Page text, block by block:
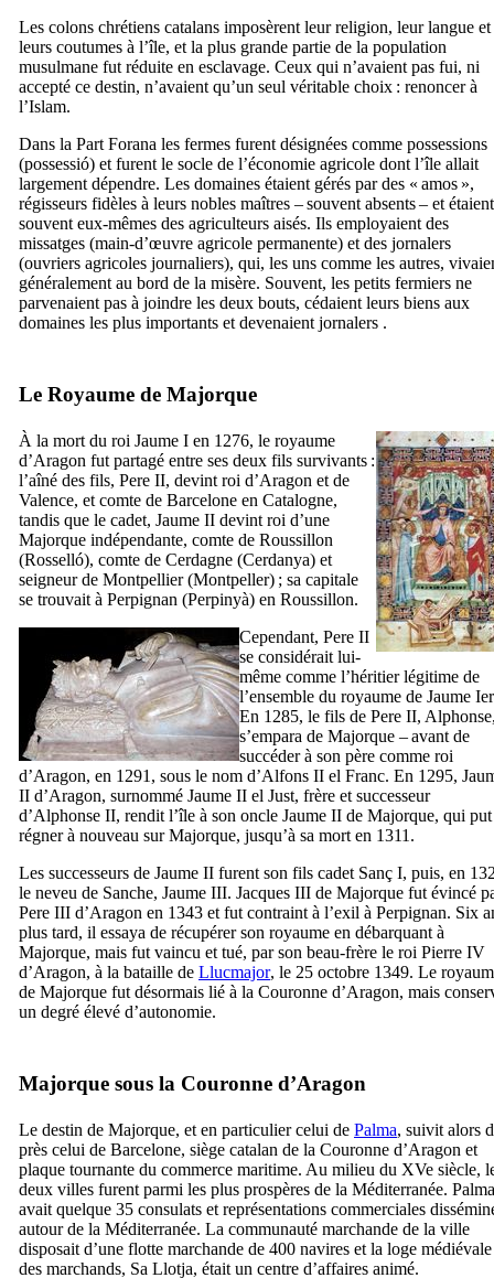
Les colons chrétiens catalans imposèrent leur religion, leur langue et
leurs coutumes à l’île, et la plus grande partie de la population
musulmane fut réduite en esclavage. Ceux qui n’avaient pas fui, ni
accepté ce destin, n’avaient qu’un seul véritable choix : renoncer à
l’Islam.
Dans la Part Forana les fermes furent désignées comme possessions
(possessió) et furent le socle de l’économie agricole dont l’île allait
largement dépendre. Les domaines étaient gérés par des « amos »,
régisseurs fidèles à leurs nobles maîtres – souvent absents – et étaient
souvent eux-mêmes des agriculteurs aisés. Ils employaient des
missatges (main-d’œuvre agricole permanente) et des jornalers
(ouvriers agricoles journaliers), qui, les uns comme les autres,
généralement au bord de la misère. Souvent, les petits fermiers ne
parvenaient pas à joindre les deux bouts, cédaient leurs biens aux
domaines les plus importants et devenaient jornalers .
Le Royaume de Majorque
À la mort du roi Jaume I en 1276, le royaume
d’Aragon fut partagé entre ses deux fils survivants :
l’aîné des fils, Pere II, devint roi d’Aragon et de
Valence, et comte de Barcelone en Catalogne,
tandis que le cadet, Jaume II devint roi d’une
Majorque indépendante, comte de Roussillon
(Rosselló), comte de Cerdagne (Cerdanya) et
seigneur de Montpellier (Montpeller) ; sa capitale
se trouvait à Perpignan (Perpinyà) en Roussillon.
Cependant, Pere II
se considérait lui-
même comme l’héritier légitime de
l’ensemble du royaume de Jaume Ier
En 1285, le fils de Pere II,
s’empara de Majorque – avant de
succéder à son père comme roi
d’Aragon, en 1291, sous le nom d’Alfons II el Franc. En 1295,
II d’Aragon, surnommé Jaume II el Just, frère et successeur
d’Alphonse II, rendit l’île à son oncle Jaume II de Majorque, qui put
régner à nouveau sur Majorque, jusqu’à sa mort en 1311.
Les successeurs de Jaume II furent son fils cadet Sanç I, puis, en
le neveu de Sanche, Jaume III. Jacques III de Majorque fut évincé
Pere III d’Aragon en 1343 et fut contraint à l’exil à Perpignan. Six
plus tard, il essaya de récupérer son royaume en débarquant à
Majorque, mais fut vaincu et tué, par son beau-frère le roi Pierre IV
d’Aragon, à la bataille de Llucmajor, le 25 octobre 1349. Le
de Majorque fut désormais lié à la Couronne d’Aragon, mais
un degré élevé d’autonomie.
Majorque sous la Couronne d’Aragon
Le destin de Majorque, et en particulier celui de Palma, suivit alors
près celui de Barcelone, siège catalan de la Couronne d’Aragon et
plaque tournante du commerce maritime. Au milieu du XVe siècle,
deux villes furent parmi les plus prospères de la Méditerranée. Palma
avait quelque 35 consulats et représentations commerciales
autour de la Méditerranée. La communauté marchande de la ville
disposait d’une flotte marchande de 400 navires et la loge médiévale
des marchands, Sa Llotja, était un centre d’affaires animé.